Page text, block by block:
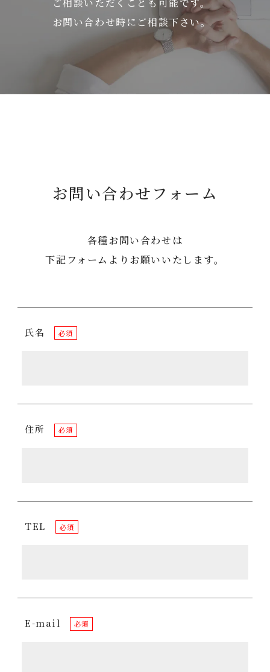
お問い合わせ時にご相談下さい。
お問い合わせフォーム
各種お問い合わせは
下記フォームよりお願いいたします。
氏名 必須
住所 必須
TEL 必須
E-mail 必須